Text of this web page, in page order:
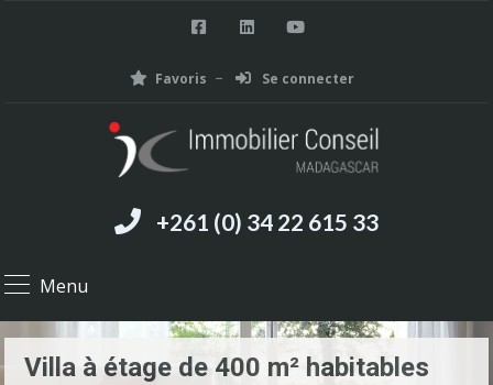
Favoris Se connecter
+261 (0) 34 22 615 33
Menu
Villa à étage de 400 m² habitables